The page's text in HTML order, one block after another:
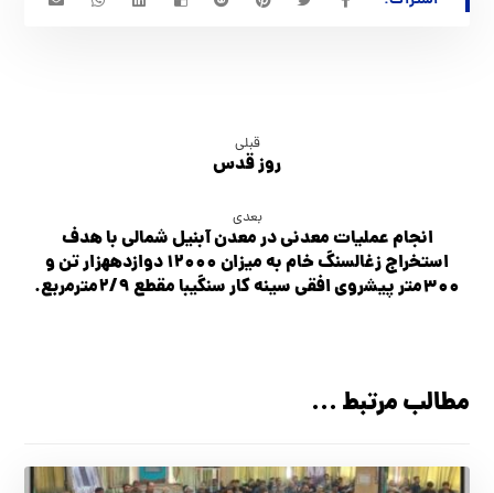
قبلی
روز قدس
بعدی
انجام عملیات معدني در معدن آبنیل شمالی با هدف
استخراج زغالسنگ خام به میزان ۱۲۰۰۰ دوازدههزار تن و
۳۰۰متر پیشروی افقی سینه کار سنگیبا مقطع ۲/۹مترمربع.
مطالب مرتبط ...